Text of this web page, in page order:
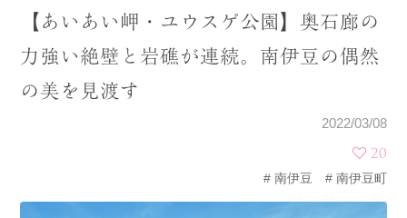
東伊豆
【あいあい岬・ユウスゲ公園】奥石廊の
力強い絶壁と岩礁が連続。南伊豆の偶然
の美を見渡す
2022/03/08
20
南伊豆
南伊豆町